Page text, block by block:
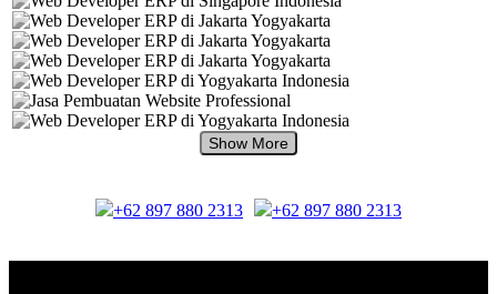
+62 897 880 2313 +62 897 880 2313